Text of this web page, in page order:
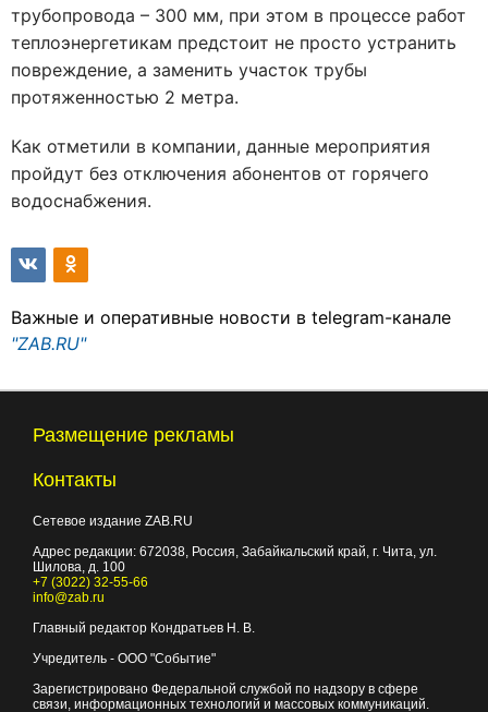
трубопровода – 300 мм, при этом в процессе работ
теплоэнергетикам предстоит не просто устранить
повреждение, а заменить участок трубы
протяженностью 2 метра.
Как отметили в компании, данные мероприятия
пройдут без отключения абонентов от горячего
водоснабжения.
Важные и оперативные новости в telegram-канале
"ZAB.RU"
Размещение рекламы
Контакты
Сетевое издание ZAB.RU
Адрес редакции: 672038, Россия, Забайкальский край, г. Чита, ул.
Шилова, д. 100
+7 (3022) 32-55-66
info@zab.ru
Главный редактор Кондратьев Н. В.
Учредитель - ООО "Событие"
Зарегистрировано Федеральной службой по надзору в сфере
связи, информационных технологий и массовых коммуникаций.